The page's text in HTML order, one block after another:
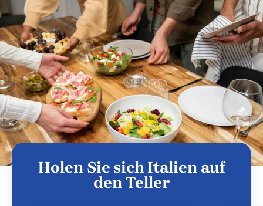
Holen Sie sich Italien auf
den Teller